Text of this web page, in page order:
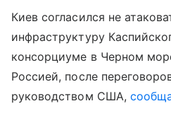
Киев согласился не
инфраструктуру
консорциуме в Черном
Россией, после
руководством США,